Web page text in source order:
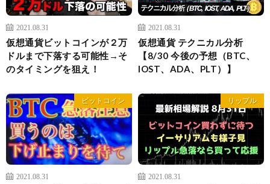
2021.08.31
仮想通貨ビットコインが２万
ドルまで下落する可能性→そ
のタイミングを狙え！
2021.08.31
仮想通貨 テクニカル分析
【8/30 今後の予想（BTC、
IOST、ADA、PLT）】
ビットコイン
2021.08.31
リップル
2021.08.31